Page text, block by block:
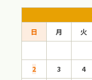
日 月 火
2
3 4